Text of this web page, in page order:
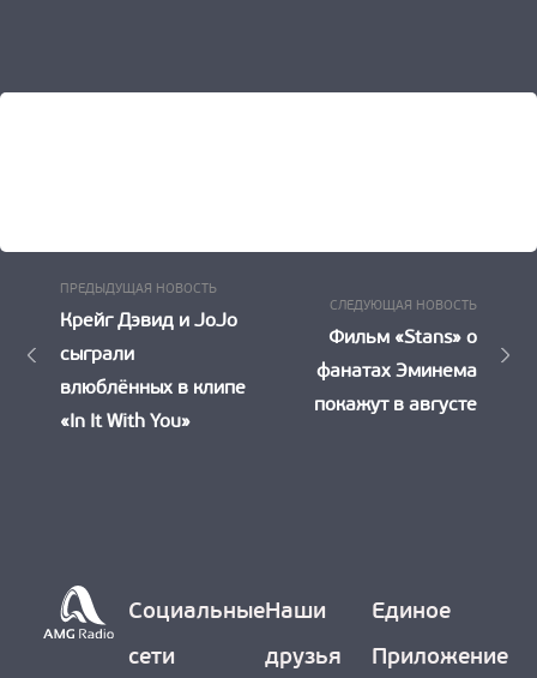
Навигация
записям
ПРЕДЫДУЩАЯ НОВОСТЬПредыдущая
Новость:
Крейг Дэвид и JoJo
сыграли
влюблённых в клипе
«In It With You»
СЛЕДУЮЩАЯ НОВОСТЬ
Фильм «Stans» о
фанатах Эминема
покажут в августе
Социальные
сети
Наши
друзья
Единое
Приложение